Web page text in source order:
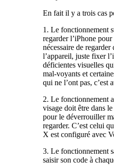
En fait il y a trois cas
1. Le fonctionnement
regarder l’iPhone
nécessaire de
l’appareil, juste fixer
déficientes visuelles
mal-voyants et
qui ne l’ont pas, c’est
2. Le fonctionnement
visage doit être dans
pour le déverrouiller
regarder. C’est celui
X est configuré avec
3. Le fonctionnement
saisir son code à